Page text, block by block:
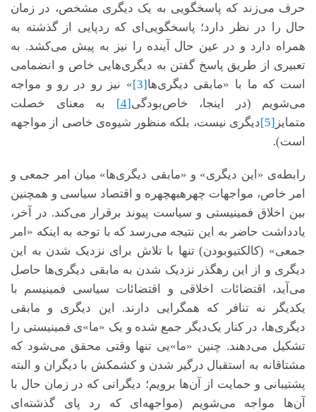
حرف می‌زند که پاسخگویی به یک دیگری مشخص، در زمان
حال را در نظر دارد؛ پاسخگویی‌ای که ردپایی از گذشته به
همراه دارد و در عین حال آینده را نیز به پیش می‌کشد. به
تعبیری از طریق پاسخ گفتن به دیگری‌هایی خاص و انضمامی
است که ما با «مابقی دیگری‌ها[3]
» نیز رو در رو و مواجه
می‌شویم (در اینجا، خاص‌بودگی[4]
به معنای خصلت
متمایز [5]
دیگری نیست، بلکه منظور شیوه‌ی خاصی از مواجهه
است).
رابطه‌ی «این دیگری» و «مابقی دیگری‌ها» میان امر جمعی و
امر خاص، مواجهات چهره­به­چهره و اقتصاد سیاسی و همچنین
بین اخلاق فمینیستی و سیاست پیوند برقرار می‌کند. در آخر،
یادداشت حاضر به این نتیجه می‌رسد که با توجه به اینکه «امر
جمعی» (کالکتیوبودن) تنها با تلاش برای نزدیک شدن به این
دیگری و از این رهگذر نزدیک شدن به مابقی دیگری‌ها حاصل
می‌آید، اقتضائات اخلاقی و اقتضائات سیاسی فمینیسم با
یکدیگر نه تنافر که همگرایی دارند. این دیگری و مابقی
دیگری‌ها، در کنار یک‌دیگر جمع شده و یک «ما»ی فمینیستی را
تشکیل می‌دهند. چنین «ما»یی تنها وقتی محقق می‌شود که
مشتاقانه به استقبال درگیر شدن و کشمکش با دیگران و البته
پشتیبانی و حمایت از آن‌ها برویم؛ دیگرانی که در زمان حال با
آن‌ها مواجه می‌شویم (مواجهه‌ای که رد پای گذشته‌ای